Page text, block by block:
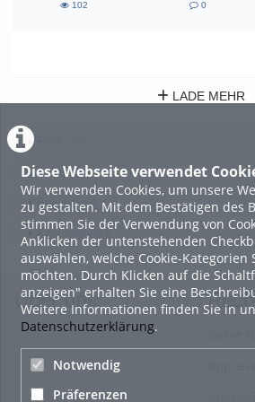
Diese Webseite verwendet
Wir verwenden Cookies, um unsere
zu gestalten. Mit dem Bestätigen des
stimmen Sie der Verwendung von
Anklicken der untenstehenden
auswählen, welche Cookie-Kategorien
möchten. Durch Klicken auf die
anzeigen" erhalten Sie eine
Weitere Informationen finden Sie in
Datenschutzerklärung.
Notwendig
Präferenzen
102
0
LADE MEHR
Beliebtheit
Bewertung
Kommentare
Über uns